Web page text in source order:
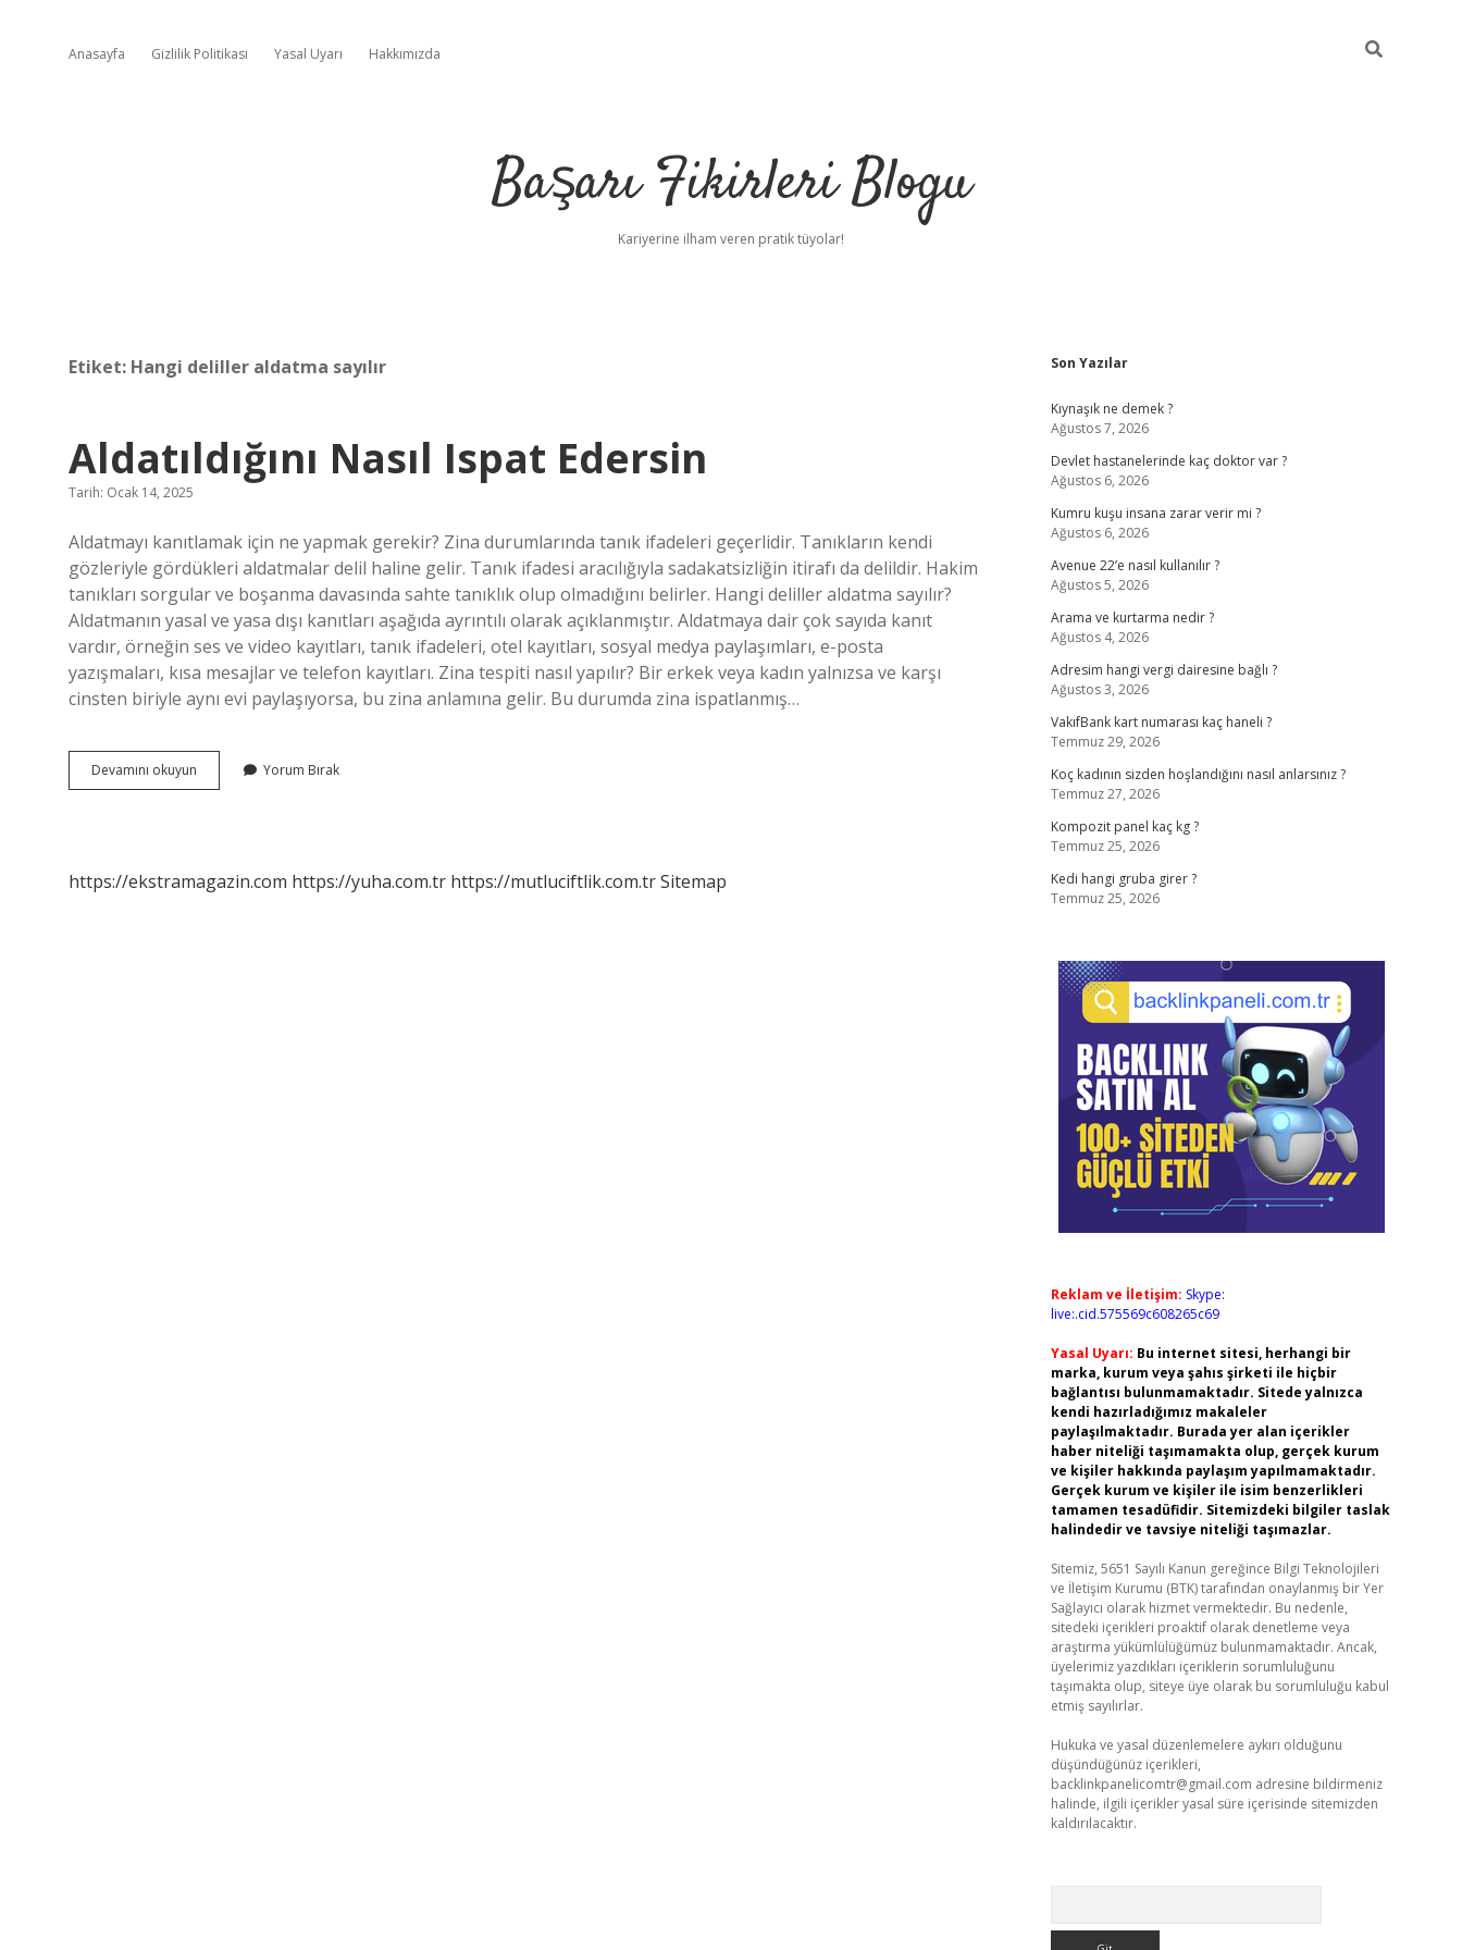
Anasayfa Gizlilik Politikası Yasal Uyarı Hakkımızda
Başarı Fikirleri Blogu
Kariyerine ilham veren pratik tüyolar!
Etiket: Hangi deliller aldatma sayılır
Aldatıldığını Nasıl Ispat Edersin
Tarih: Ocak 14, 2025
Aldatmayı kanıtlamak için ne yapmak gerekir? Zina durumlarında tanık ifadeleri geçerlidir. Tanıkların kendi
gözleriyle gördükleri aldatmalar delil haline gelir. Tanık ifadesi aracılığıyla sadakatsizliğin itirafı da delildir. Hakim
tanıkları sorgular ve boşanma davasında sahte tanıklık olup olmadığını belirler. Hangi deliller aldatma sayılır?
Aldatmanın yasal ve yasa dışı kanıtları aşağıda ayrıntılı olarak açıklanmıştır. Aldatmaya dair çok sayıda kanıt
vardır, örneğin ses ve video kayıtları, tanık ifadeleri, otel kayıtları, sosyal medya paylaşımları, e-posta
yazışmaları, kısa mesajlar ve telefon kayıtları. Zina tespiti nasıl yapılır? Bir erkek veya kadın yalnızsa ve karşı
cinsten biriyle aynı evi paylaşıyorsa, bu zina anlamına gelir. Bu durumda zina ispatlanmış…
Devamını okuyun Aldatıldığını
Nasıl
Yorum Bırak
https://ekstramagazin.com https://yuha.com.tr https://mutluciftlik.com.trSitemap
Sidebar
Son Yazılar
Kıynaşık ne demek ?
Ağustos 7, 2026
Devlet hastanelerinde kaç doktor var ?
Ağustos 6, 2026
Kumru kuşu insana zarar verir mi ?
Ağustos 6, 2026
Avenue 22’e nasıl kullanılır ?
Ağustos 5, 2026
Arama ve kurtarma nedir ?
Ağustos 4, 2026
Adresim hangi vergi dairesine bağlı ?
Ağustos 3, 2026
VakıfBank kart numarası kaç haneli ?
Temmuz 29, 2026
Koç kadının sizden hoşlandığını nasıl anlarsınız ?
Temmuz 27, 2026
Kompozit panel kaç kg ?
Temmuz 25, 2026
Kedi hangi gruba girer ?
Temmuz 25, 2026
Reklam ve İletişim: Skype:
live:.cid.575569c608265c69
Yasal Uyarı: Bu internet sitesi, herhangi bir
marka, kurum veya şahıs şirketi ile hiçbir
bağlantısı bulunmamaktadır. Sitede yalnızca
kendi hazırladığımız makaleler
paylaşılmaktadır. Burada yer alan içerikler
haber niteliği taşımamakta olup, gerçek kurum
ve kişiler hakkında paylaşım yapılmamaktadır.
Gerçek kurum ve kişiler ile isim benzerlikleri
tamamen tesadüfidir. Sitemizdeki bilgiler taslak
halindedir ve tavsiye niteliği taşımazlar.
Sitemiz, 5651 Sayılı Kanun gereğince Bilgi Teknolojileri
ve İletişim Kurumu (BTK) tarafından onaylanmış bir Yer
Sağlayıcı olarak hizmet vermektedir. Bu nedenle,
sitedeki içerikleri proaktif olarak denetleme veya
araştırma yükümlülüğümüz bulunmamaktadır. Ancak,
üyelerimiz yazdıkları içeriklerin sorumluluğunu
taşımakta olup, siteye üye olarak bu sorumluluğu kabul
etmiş sayılırlar.
Hukuka ve yasal düzenlemelere aykırı olduğunu
düşündüğünüz içerikleri,
backlinkpanelicomtr@gmail.com adresine bildirmeniz
halinde, ilgili içerikler yasal süre içerisinde sitemizden
kaldırılacaktır.